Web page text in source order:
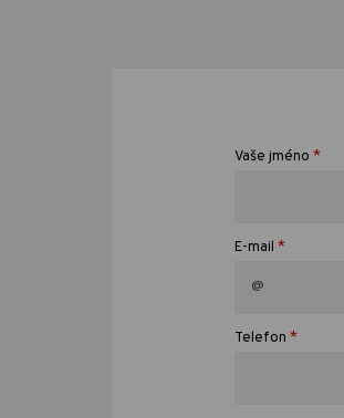
Vaše jméno *
E-mail *
Telefon *